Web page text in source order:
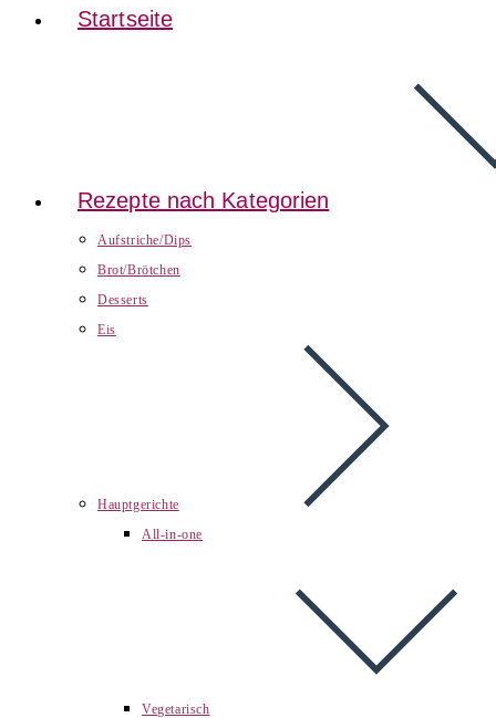
Startseite
Rezepte nach Kategorien
Aufstriche/Dips
Brot/Brötchen
Desserts
Eis
Hauptgerichte
All-in-one
Vegetarisch